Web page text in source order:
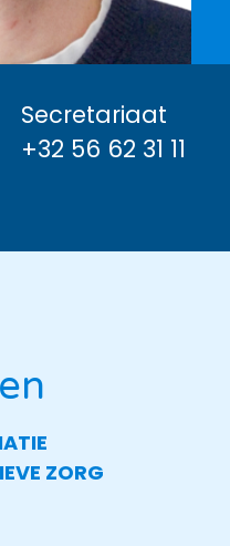
Secretariaat
+32 56 62 31 11
ZORG